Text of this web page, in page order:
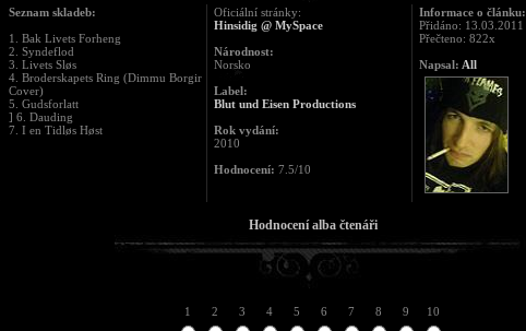
Seznam skladeb:
1. Bak Livets Forheng
2. Syndeflod
3. Livets Sløs
4. Broderskapets Ring (Dimmu Borgir
Cover)
5. Gudsforlatt
] 6. Dauding
7. I en Tidløs Høst
Oficiální stránky:
Hinsidig @ MySpace
Národnost:
Norsko
Label:
Blut und Eisen Productions
Rok vydání:
2010
Hodnocení: 7.5/10
Informace o článku:
Přidáno: 13.03.2011
Přečteno: 822x
Napsal: All
Hodnocení alba čtenáři
1 2 3 4 5 6 7 8 9 10